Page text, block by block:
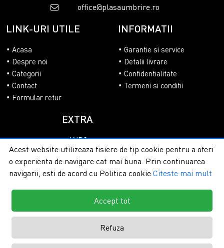
office@plasaumbrire.ro
LINK-URI UTILE
Acasa
Despre noi
Categorii
Contact
Formular retur
INFORMATII
Garantie si service
Detalii livrare
Confidentialitate
Termeni si conditii
EXTRA
ANPC
SOL
Copyright © 2026 - PlasaUmbrire.ro | Toate drepturile
rezervate.Creare magazine online by ITeXclusiv.ro
Acest website utilizeaza fisiere de tip cookie pentru a oferi
o experienta de navigare cat mai buna. Prin continuarea
navigarii, esti de acord cu Politica cookie Citeste mai mult
Accept tot
Refuza